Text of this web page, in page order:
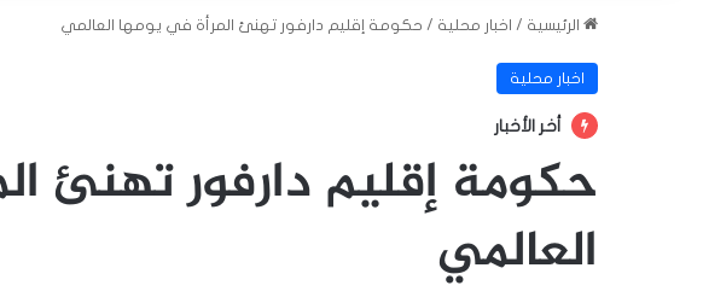
الرئيسية / اخبار محلية / حكومة إقليم دارفور تهنئ المرأة في يومها العالمي
اخبار محلية
أخر الأخبار
حكومة إقليم دارفور تهنئ
العالمي